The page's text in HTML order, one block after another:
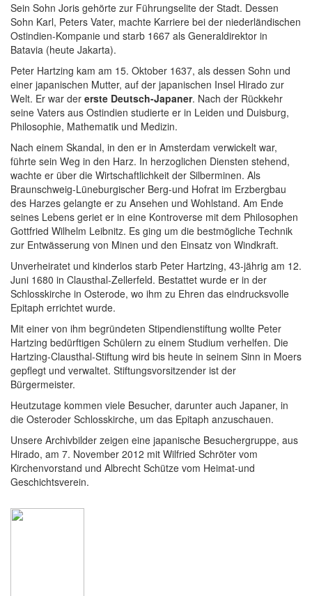
Sein Sohn Joris gehörte zur Führungselite der Stadt. Dessen
Sohn Karl, Peters Vater, machte Karriere bei der niederländischen
Ostindien-Kompanie und starb 1667 als Generaldirektor in
Batavia (heute Jakarta).
Peter Hartzing kam am 15. Oktober 1637, als dessen Sohn und
einer japanischen Mutter, auf der japanischen Insel Hirado zur
Welt. Er war der erste Deutsch-Japaner. Nach der Rückkehr
seine Vaters aus Ostindien studierte er in Leiden und Duisburg,
Philosophie, Mathematik und Medizin.
Nach einem Skandal, in den er in Amsterdam verwickelt war,
führte sein Weg in den Harz. In herzoglichen Diensten stehend,
wachte er über die Wirtschaftlichkeit der Silberminen. Als
Braunschweig-Lüneburgischer Berg-und Hofrat im Erzbergbau
des Harzes gelangte er zu Ansehen und Wohlstand. Am Ende
seines Lebens geriet er in eine Kontroverse mit dem Philosophen
Gottfried Wilhelm Leibnitz. Es ging um die bestmögliche Technik
zur Entwässerung von Minen und den Einsatz von Windkraft.
Unverheiratet und kinderlos starb Peter Hartzing, 43-jährig am 12.
Juni 1680 in Clausthal-Zellerfeld. Bestattet wurde er in der
Schlosskirche in Osterode, wo ihm zu Ehren das eindrucksvolle
Epitaph errichtet wurde.
Mit einer von ihm begründeten Stipendienstiftung wollte Peter
Hartzing bedürftigen Schülern zu einem Studium verhelfen. Die
Hartzing-Clausthal-Stiftung wird bis heute in seinem Sinn in Moers
gepflegt und verwaltet. Stiftungsvorsitzender ist der
Bürgermeister.
Heutzutage kommen viele Besucher, darunter auch Japaner, in
die Osteroder Schlosskirche, um das Epitaph anzuschauen.
Unsere Archivbilder zeigen eine japanische Besuchergruppe, aus
Hirado, am 7. November 2012 mit Wilfried Schröter vom
Kirchenvorstand und Albrecht Schütze vom Heimat-und
Geschichtsverein.